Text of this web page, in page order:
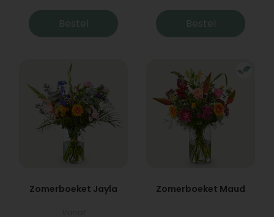
Bestel Bestel
Zomerboeket Jayla Zomerboeket Maud